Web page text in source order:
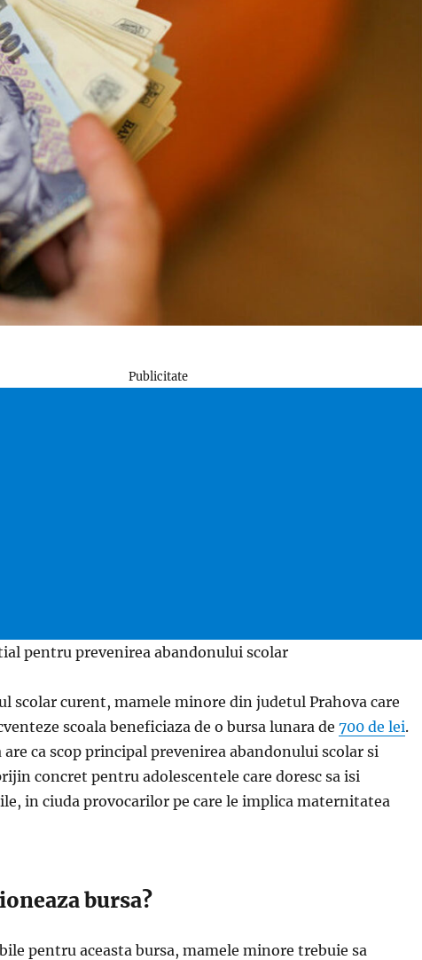
Publicitate
pentru prevenirea abandonului scolar
scolar curent, mamele minore din judetul Prahova care
scoala beneficiaza de o bursa lunara de 700 de lei.
are ca scop principal prevenirea abandonului scolar si
concret pentru adolescentele care doresc sa isi
in ciuda provocarilor pe care le implica maternitatea
bursa?
pentru aceasta bursa, mamele minore trebuie sa